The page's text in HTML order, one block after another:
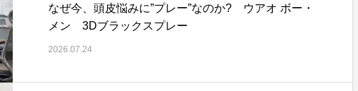
なぜ今、頭皮悩みに”プレー”なのか? ウアオ ボー・
メン 3Dブラックスプレー
2026.07.24